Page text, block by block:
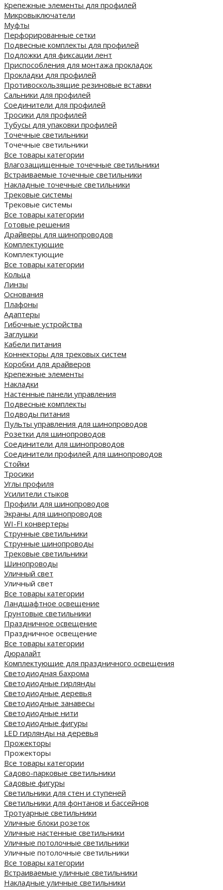
Крепежные элементы для профилей
Микровыключатели
Муфты
Перфорированные сетки
Подвесные комплекты для профилей
Подложки для фиксации лент
Приспособления для монтажа прокладок
Прокладки для профилей
Противоскользящие резиновые вставки
Сальники для профилей
Соединители для профилей
Тросики для профилей
Тубусы для упаковки профилей
Точечные светильники
Точечные светильники
Все товары категории
Влагозащищенные точечные светильники
Встраиваемые точечные светильники
Накладные точечные светильники
Трековые системы
Трековые системы
Все товары категории
Готовые решения
Драйверы для шинопроводов
Комплектующие
Комплектующие
Все товары категории
Кольца
Линзы
Основания
Плафоны
Адаптеры
Гибочные устройства
Заглушки
Кабели питания
Коннекторы для трековых систем
Коробки для драйверов
Крепежные элементы
Накладки
Настенные панели управления
Подвесные комплекты
Подводы питания
Пульты управления для шинопроводов
Розетки для шинопроводов
Соединители для шинопроводов
Соединители профилей для шинопроводов
Стойки
Тросики
Углы профиля
Усилители стыков
Профили для шинопроводов
Экраны для шинопроводов
WI-FI конвертеры
Струнные светильники
Струнные шинопроводы
Трековые светильники
Шинопроводы
Уличный свет
Уличный свет
Все товары категории
Ландшафтное освещение
Грунтовые светильники
Праздничное освещение
Праздничное освещение
Все товары категории
Дюралайт
Комплектующие для праздничного освещения
Светодиодная бахрома
Светодиодные гирлянды
Светодиодные деревья
Светодиодные занавесы
Светодиодные нити
Светодиодные фигуры
LED гирлянды на деревья
Прожекторы
Прожекторы
Все товары категории
Садово-парковые светильники
Садовые фигуры
Светильники для стен и ступеней
Светильники для фонтанов и бассейнов
Тротуарные светильники
Уличные блоки розеток
Уличные настенные светильники
Уличные потолочные светильники
Уличные потолочные светильники
Все товары категории
Встраиваемые уличные светильники
Накладные уличные светильники